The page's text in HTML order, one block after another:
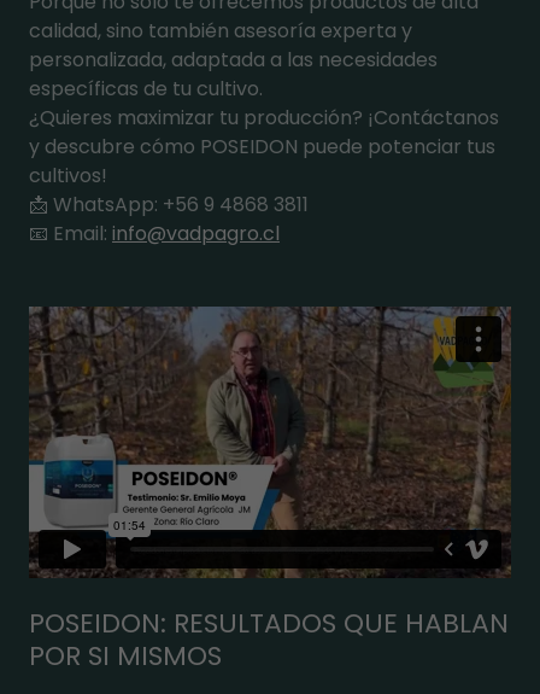
calidad, sino también asesoría experta y
personalizada, adaptada a las necesidades
específicas de tu cultivo.
¿Quieres maximizar tu producción? ¡Contáctanos
y descubre cómo POSEIDON puede potenciar tus
cultivos!
📩 WhatsApp: +56 9 4868 3811
📧 Email: info@vadpagro.cl
POSEIDON: RESULTADOS QUE HABLAN
POR SI MISMOS